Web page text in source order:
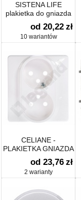
SISTENA LIFE
plakietka do gniazda
głośnikowego
od 20,22 zł
10 wariantów
CELIANE -
PLAKIETKA GNIAZDA
2 X 2P+Z
od 23,76 zł
2 warianty